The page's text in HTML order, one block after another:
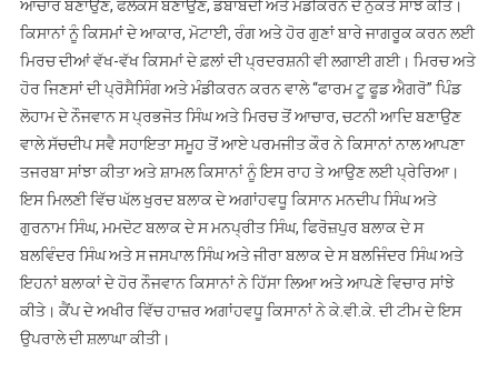
ਆਚਾਰ ਬਣਾਉਣ, ਫਲੇਕਸ ਬਣਾਉਣ, ਡੱਬਾਬੰਦੀ ਅਤੇ ਮੰਡੀਕਰਨ ਦੇ ਨੁਕਤੇ ਸਾਂਝੇ ਕੀਤੇ।
ਕਿਸਾਨਾਂ ਨੂੰ ਕਿਸਮਾਂ ਦੇ ਆਕਾਰ, ਮੋਟਾਈ, ਰੰਗ ਅਤੇ ਹੋਰ ਗੁਣਾਂ ਬਾਰੇ ਜਾਗਰੂਕ ਕਰਨ ਲਈ
ਮਿਰਚ ਦੀਆਂ ਵੱਖ-ਵੱਖ ਕਿਸਮਾਂ ਦੇ ਫ਼ਲਾਂ ਦੀ ਪ੍ਰਦਰਸ਼ਨੀ ਵੀ ਲਗਾਈ ਗਈ। ਮਿਰਚ ਅਤੇ
ਹੋਰ ਜਿਣਸਾਂ ਦੀ ਪ੍ਰੋਸੈਸਿੰਗ ਅਤੇ ਮੰਡੀਕਰਨ ਕਰਨ ਵਾਲੇ “ਫਾਰਮ ਟੂ ਫੂਡ ਐਗਰੋ” ਪਿੰਡ
ਲੋਹਾਮ ਦੇ ਨੌਜਵਾਨ ਸ ਪ੍ਰਭਜੋਤ ਸਿੰਘ ਅਤੇ ਮਿਰਚ ਤੋਂ ਆਚਾਰ, ਚਟਨੀ ਆਦਿ ਬਣਾਉਣ
ਵਾਲੇ ਸੱਚਦੀਪ ਸਵੈ ਸਹਾਇਤਾ ਸਮੂਹ ਤੋਂ ਆਏ ਪਰਮਜੀਤ ਕੌਰ ਨੇ ਕਿਸਾਨਾਂ ਨਾਲ ਆਪਣਾ
ਤਜਰਬਾ ਸਾਂਝਾ ਕੀਤਾ ਅਤੇ ਸ਼ਾਮਲ ਕਿਸਾਨਾਂ ਨੂੰ ਇਸ ਰਾਹ ਤੇ ਆਉਣ ਲਈ ਪ੍ਰੇਰਿਆ।
ਇਸ ਮਿਲਣੀ ਵਿੱਚ ਘੱਲ ਖੁਰਦ ਬਲਾਕ ਦੇ ਅਗਾਂਹਵਧੂ ਕਿਸਾਨ ਮਨਦੀਪ ਸਿੰਘ ਅਤੇ
ਗੁਰਨਾਮ ਸਿੰਘ, ਮਮਦੋਟ ਬਲਾਕ ਦੇ ਸ ਮਨਪ੍ਰੀਤ ਸਿੰਘ, ਫਿਰੋਜ਼ਪੁਰ ਬਲਾਕ ਦੇ ਸ
ਬਲਵਿੰਦਰ ਸਿੰਘ ਅਤੇ ਸ ਜਸਪਾਲ ਸਿੰਘ ਅਤੇ ਜੀਰਾ ਬਲਾਕ ਦੇ ਸ ਬਲਜਿੰਦਰ ਸਿੰਘ ਅਤੇ
ਇਹਨਾਂ ਬਲਾਕਾਂ ਦੇ ਹੋਰ ਨੌਜਵਾਨ ਕਿਸਾਨਾਂ ਨੇ ਹਿੱਸਾ ਲਿਆ ਅਤੇ ਆਪਣੇ ਵਿਚਾਰ ਸਾਂਝੇ
ਕੀਤੇ। ਕੈਂਪ ਦੇ ਅਖੀਰ ਵਿੱਚ ਹਾਜ਼ਰ ਅਗਾਂਹਵਧੂ ਕਿਸਾਨਾਂ ਨੇ ਕੇ.ਵੀ.ਕੇ. ਦੀ ਟੀਮ ਦੇ ਇਸ
ਉਪਰਾਲੇ ਦੀ ਸ਼ਲਾਘਾ ਕੀਤੀ।